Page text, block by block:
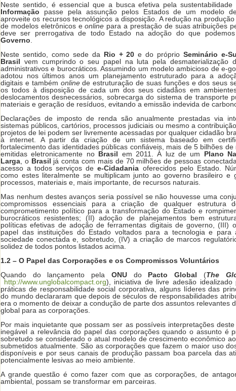
Neste sentido, é essencial que a busca efetiva pela
Informação passe pela assunção pelos Estados de um modelo
aproveite os recursos tecnológicos a disposição. A redução na
de modelos eletrônicos eonline para a prestação de suas atribuições
deve ser prerrogativa de todo Estado na adoção do que
Governo
Neste sentido, como sede da Rio + 20 e do próprioSeminário e-
Brasil vem cumprindo o seu papel na luta pela desmaterialização
administrativos e burocráticos. Assumindo um modelo ambicioso de e-
adotou nos últimos anos um planejamento estruturado para a
digitais e também onlinede estruturação de suas funções e dos seus
os todos à disposição de cada um dos seus cidadãos em
deslocamentos desnecessários, sobrecarga do sistema de transporte
materiais e geração de resíduos, evitando a emissão indevida de
Declarações de imposto de renda são anualmente prestadas via
sistemas públicos, cartórios, processos judiciais ou mesmo a
projetos de lei podem ser livremente acessadas por qualquer cidadão
à internet. A partir da criação de um sistema baseado em
fortalecimento das identidades públicas confiáveis, mais de 5 bilhões de
emitidas eletronicamente no Brasil em 2011. À luz de um Plano
Larga , o Brasil já conta com mais de 70 milhões de pessoas
acesso a todos serviços dee-Cidadania oferecidos pelo Estado.
como estes literalmente se multiplicam junto ao governo brasileiro e
processos, materiais e, mais importante, de recursos naturais.
Mas nenhum destes avanços seria possível se não houvesse uma
compromissos essenciais para a criação de qualquer estrutura
comprometimento político para a transformação do Estado e
burocráticos resistentes; (II) adoção de planejamentos bem
políticas efetivas de adoção de ferramentas digitais de governo, (III)
papel das instituições do Estado voltados para a tecnologia e para
sociedade conectada e, sobretudo, (IV) a criação de marcos
solidez de todos pontos listados acima.
1.2 – O Papel das Corporações e os Compromissos Voluntários
Quando do lançamento pela ONUdo Pacto Global (The
http://www.unglobalcompact.org), iniciativa de livre adesão
práticas de responsabilidade social corporativa, alguns líderes das
do mundo declararam que depois de séculos de responsabilidades
era o momento de deixar a condução de parte dos assuntos relevantes
global para as corporações.
Por mais inquietante que possam ser as possíveis interpretações
inegável a relevância do papel das corporações quando o assunto é
sobretudo se considerado o atual modelo de crescimento econômico
submetidos atualmente. São as corporações que fazem o maior uso
disponíveis e por seus canais de produção passam boa parcela das
potencialmente lesivas ao meio ambiente.
A grande questão é como fazer com que as corporações, de
ambiental, possam se transformar em parceiras.